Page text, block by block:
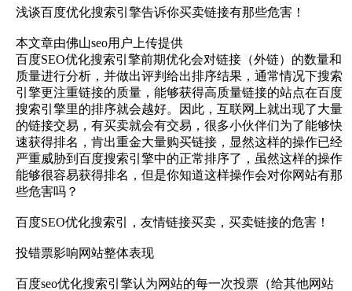
浅谈百度优化搜索引擎告诉你买卖链接有那些危害！
本文章由佛山seo用户上传提供
百度SEO优化搜索引擎前期优化会对链接（外链）的数量和
质量进行分析，并做出评判给出排序结果，通常情况下搜索
引擎更注重链接的质量，能够获得高质量链接的站点在百度
搜索引擎里的排序就会越好。因此，互联网上就出现了大量
的链接交易，有买卖就会有交易，很多小伙伴们为了能够快
速获得排名，肯出重金大量购买链接，显然这样的操作已经
严重威胁到百度搜索引擎中的正常排序了，虽然这样的操作
能够很容易获得排名，但是你知道这样操作会对你网站有那
些危害吗？
百度SEO优化搜索引，友情链接买卖，买卖链接的危害！
投错票影响网站整体表现
百度seo优化搜索引擎认为网站的每一次投票（给其他网站